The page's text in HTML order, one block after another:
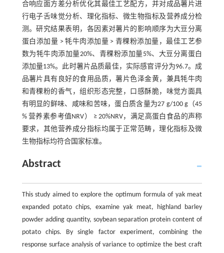
合响应面方差分析优化其最佳工艺配方，并对成品薯片进
行电子舌味觉分析、理化指标、微生物指标及营养成分检
测。研究结果表明，各因素对薯片的影响顺序为大豆分离
蛋白添加量 > 牦牛肉添加量 > 青稞粉添加量，最佳工艺参
数为牦牛肉添加量20%、青稞粉添加量5%、大豆分离蛋白
添加量13%。此时薯片品质最佳，实际感官评分为96.7。成
品薯片具有良好的食用品质，薯片色泽金黄，兼具牦牛肉
和青稞粉的香气，组织形态完整，口感酥脆，味觉方面具
有明显的鲜味、咸味和苦味，蛋白质含量为27 g/100 g（45
% 营养素参考值NRV） ≥ 20%NRV，满足高蛋白食品的声称
要求，其他营养成分指标均属于正常范畴，理化指标及微
生物指标均符合国家标准。
Abstract
This study aimed to explore the optimum formula of yak meat
expanded potato chips, examine yak meat, highland barley
powder adding quantity, soybean separation protein content of
potato chips. By single factor experiment, combining the
response surface analysis of variance to optimize the best craft